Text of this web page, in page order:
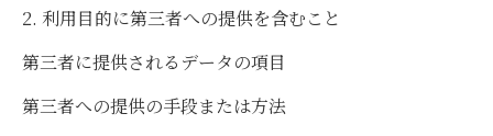
2. 利用目的に第三者への提供を含むこと
第三者に提供されるデータの項目
第三者への提供の手段または方法